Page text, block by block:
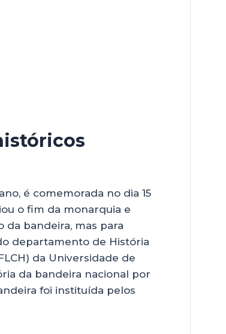
é comemorada no dia 15
o fim da monarquia e
da bandeira, mas para
departamento de História
da Universidade de
da bandeira nacional por
foi instituída pelos